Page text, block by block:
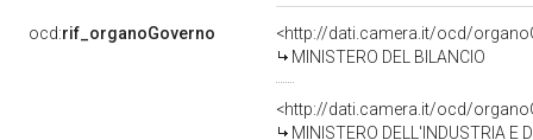
ocd:rif_organoGoverno
<http://dati.camera.it/ocd/
MINISTERO DEL BILANCIO
<http://dati.camera.it/ocd/
MINISTERO DELL'INDUSTRIA E